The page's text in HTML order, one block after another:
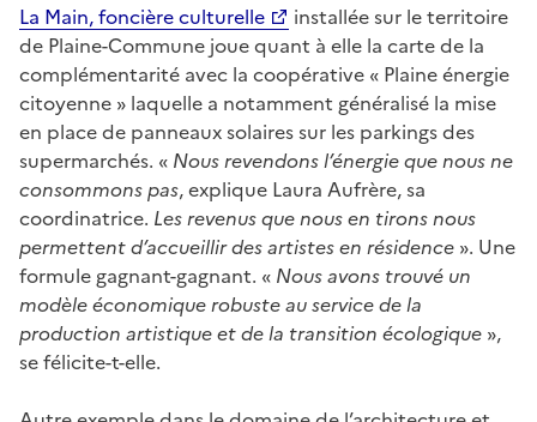
La Main, foncière culturelle
installée sur le territoire
de Plaine-Commune joue quant à elle la carte de la
complémentarité avec la coopérative « Plaine énergie
citoyenne » laquelle a notamment généralisé la mise
en place de panneaux solaires sur les parkings des
supermarchés. « Nous revendons l’énergie que nous ne
consommons pas, explique Laura Aufrère, sa
coordinatrice. Les revenus que nous en tirons nous
permettent d’accueillir des artistes en résidence ». Une
formule gagnant-gagnant. « Nous avons trouvé un
modèle économique robuste au service de la
production artistique et de la transition écologique »,
se félicite-t-elle.